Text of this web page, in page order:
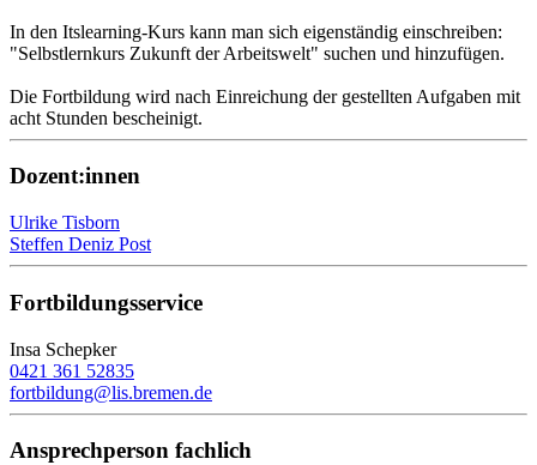
In den Itslearning-Kurs kann man sich eigenständig einschreiben:
"Selbstlernkurs Zukunft der Arbeitswelt" suchen und hinzufügen.
Die Fortbildung wird nach Einreichung der gestellten Aufgaben mit
acht Stunden bescheinigt.
Dozent:innen
Ulrike Tisborn
Steffen Deniz Post
Fortbildungsservice
Insa Schepker
0421 361 52835
fortbildung@lis.bremen.de
Ansprechperson fachlich